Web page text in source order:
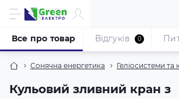
Сонячна енергетика Геліосистеми
Кульовий зливний кран з
Все про товар Відгуків 0